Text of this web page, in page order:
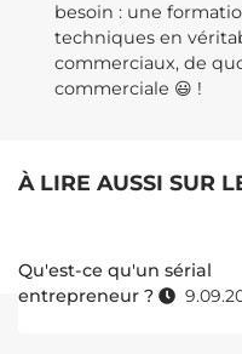
besoin : une
techniques en
commerciaux, de
commerciale 😃 !
À LIRE AUSSI SUR
Qu'est-ce qu'un sérial
entrepreneur ?